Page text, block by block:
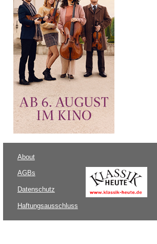
About
AGBs
Datenschutz
Haftungsausschluss